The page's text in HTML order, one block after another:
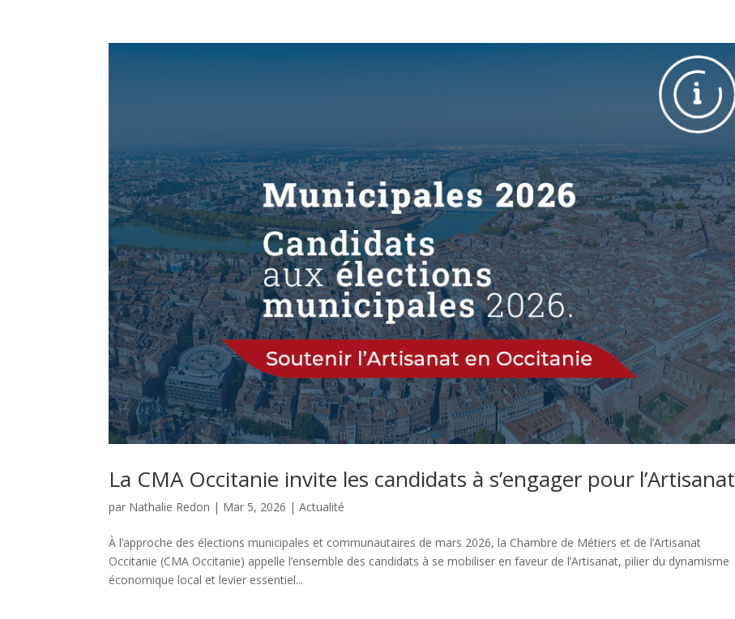
La CMA Occitanie invite les candidats à s’engager pour l’Artisanat
par Nathalie Redon | Mar 5, 2026 |Actualité
À l’approche des élections municipales et communautaires de mars 2026, la Chambre de Métiers et de l’Artisanat
Occitanie (CMA Occitanie) appelle l’ensemble des candidats à se mobiliser en faveur de l’Artisanat, pilier du dynamisme
économique local et levier essentiel...